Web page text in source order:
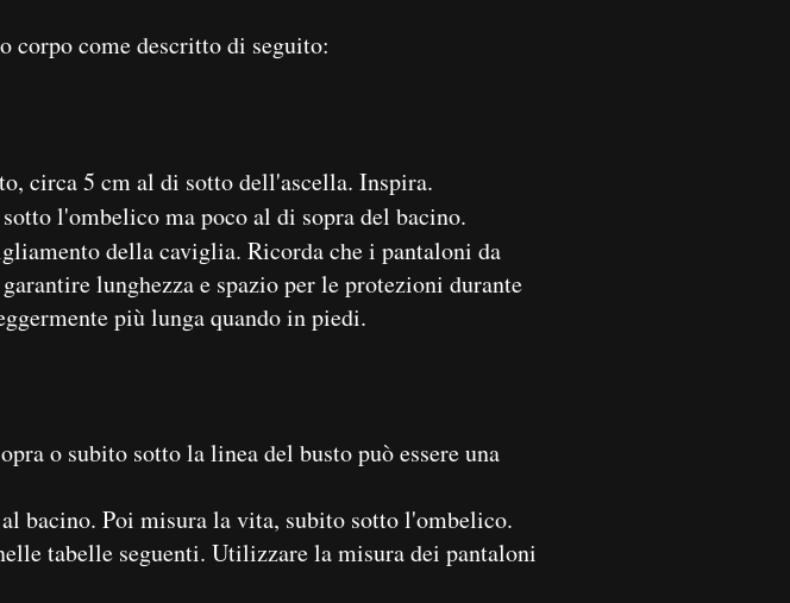
corpo come descritto di seguito:
circa 5 cm al di sotto dell'ascella. Inspira.
l'ombelico ma poco al di sopra del bacino.
della caviglia. Ricorda che i pantaloni da
lunghezza e spazio per le protezioni durante
più lunga quando in piedi.
o subito sotto la linea del busto può essere una
bacino. Poi misura la vita, subito sotto l'ombelico.
tabelle seguenti. Utilizzare la misura dei pantaloni